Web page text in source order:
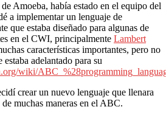
Amoeba, había estado en el equipo del
a implementar un lenguaje de
que estaba diseñado para algunas de
en el CWI, principalmente Lambert
características importantes, pero no
adelantado para su
wiki/
crear un nuevo lenguaje que llenara
muchas maneras en el ABC.